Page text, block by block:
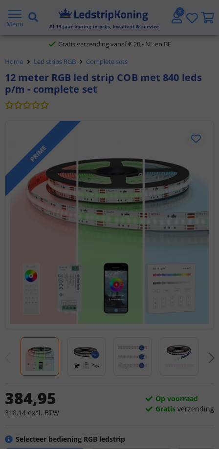
Menu Al 13 jaar koning in prijs, kwaliteit & service
5 jaar garantie
Gratis verzending vanaf € 20,- NL en BE
Klantbeoordeling 9.1
Voor 23:45 uur besteld,
Home Led strips RGB Complete sets
12 meter RGB led strip COB met 840 leds
p/m - complete set
PRIME
Selecteer bediening RGB ledstrip
384,95
318,14 excl. BTW
Op voorraad
Gratis verzending